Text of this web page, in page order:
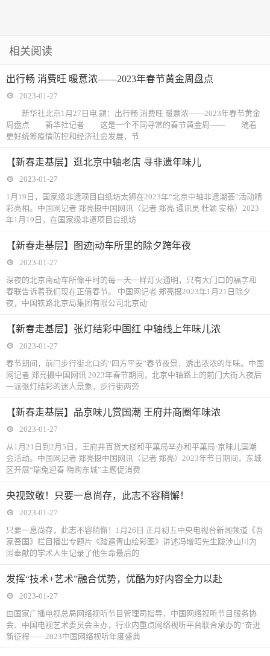
相关阅读
出行畅 消费旺 暖意浓——2023年春节黄金周盘点
2023-01-27
新华社北京1月27日电 题：出行畅 消费旺 暖意浓——2023年春节黄金
周盘点 新华社记者 这是一个不同寻常的春节黄金周—— 随着
更好统筹疫情防控和经济社会发展，节
【新春走基层】逛北京中轴老店 寻非遗年味儿
2023-01-27
1月19日，国家级非遗项目白纸坊太狮在2023年“北京中轴非遗潮荟”活动精
彩亮相。中国网记者 郑亮摄中国网讯（记者 郑亮 通讯员 杜颖 安格）2023
年1月19日，在国家级非遗项目白纸坊
【新春走基层】图迹|动车所里的除夕跨年夜
2023-01-27
深夜的北京南动车所像平时的每一天一样灯火通明，只有大门口的福字和
春联告诉着我们现在正值春节。 中国网记者 郑亮摄2023年1月21日除夕
夜，中国铁路北京局集团有限公司北京动
【新春走基层】张灯结彩中国红 中轴线上年味儿浓
2023-01-27
春节期间，前门步行街北口的“四方平安”春节夜景，透出浓浓的年味。中国
网记者 郑亮摄中国网讯 2023年春节期间，北京中轴路上的前门大街入夜后
一派张灯结彩的迷人景象，步行街两旁
【新春走基层】品京味儿赏国潮 王府井商圈年味浓
2023-01-27
从1月21日到2月5日，王府井百货大楼和平菓局举办和平菓局·京味儿国潮
会活动。中国网记者 郑亮摄中国网讯（记者 郑亮）2023年节日期间，东城
区开展“瑞兔迎春 嗨购东城”主题促消费
央视致敬！只要一息尚存，此志不容稍懈！
2023-01-27
只要一息尚存，此志不容稍懈！1月26日 正月初五中央电视台新闻频道《吾
家吾国》栏目播出专题片《踏遍青山绘彩图》讲述冯增昭先生跋涉山川为
国奉献的学术人生记录了他生命最后的
发挥“技术+艺术”融合优势，优酷为好内容全力以赴
2023-01-27
由国家广播电视总局网络视听节目管理司指导，中国网络视听节目服务协
会、中国电视艺术委员会主办，行业内重点网络视听平台联合承办的“奋进
新征程——2023中国网络视听年度盛典